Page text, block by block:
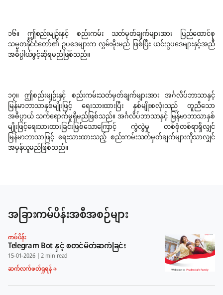
၁၆။ ဤစည်းမျဉ်းနှင့် စည်းကမ်း သတ်မှတ်ချက်များအား ပြည်ထောင်စု
သမ္မတနိုင်ငံတော်၏ ဥပဒေများက လွှမ်းမိုးမည် ဖြစ်ပြီး ယင်းဥပဒေများနှင့်အညီ
အဓိပ္ပါယ်ဖွင့်ဆိုရမည်ဖြစ်သည်။
၁၇။ ဤစည်းမျဉ်းနှင့် စည်းကမ်းသတ်မှတ်ချက်များအား အင်္ဂလိပ်ဘာသာနှင့်
မြန်မာဘာသာနှစ်မျိုးဖြင့် ရေးသားထားပြီး နှစ်မျိုးစလုံးသည် တူညီသော
အဓိပ္ပာယ် သက်ရောက်မှုရှိမည်ဖြစ်သည်။ အင်္ဂလိပ်ဘာသာနှင့် မြန်မာဘာသာနှစ်
မျိုးဖြင့်ရေးသားထားခြင်းဖြစ်သောကြောင့် ကွဲလွဲမှု တစ်စုံတစ်ရာရှိလျှင်
မြန်မာဘာသာဖြင့် ရေးသားထားသည့် စည်းကမ်းသတ်မှတ်ချက်များကိုသာလျှင်
အမှန်ယူမည်ဖြစ်သည်။
အခြားကမ်ပိန်းအစီအစဉ်များ
ကမ်ပိန်း
Telegram Bot နှင့် စတင်မိတ်ဆက်ခြင်း
15-01-2026|2 min read
ဆက်လက်ဖတ်ရှုရန်